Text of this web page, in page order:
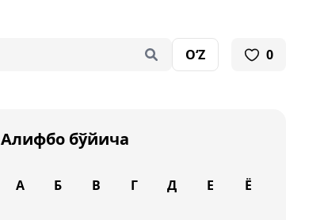
O‘Z 0
Алифбо бўйича
А Б В Г Д Е Ё